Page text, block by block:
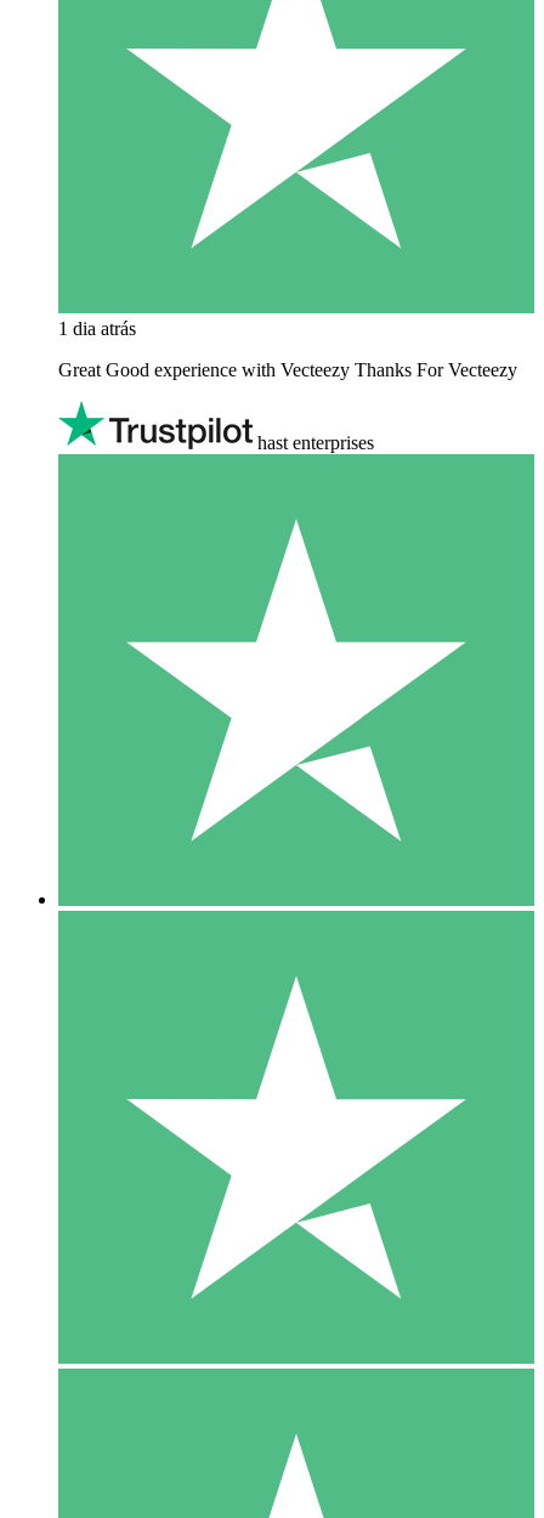
1 dia atrás
Great Good experience with Vecteezy Thanks For Vecteezy
hast enterprises